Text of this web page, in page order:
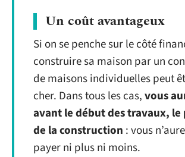
Un coût avantageux
Si on se penche sur le côté
construire sa maison par un
de maisons individuelles peut
cher. Dans tous les cas,vous
avant le début des travaux,
de la construction : vous
payer ni plus ni moins.